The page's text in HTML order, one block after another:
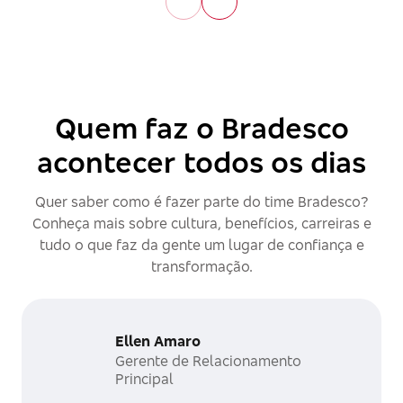
Quem faz o Bradesco
acontecer todos os dias
Quer saber como é fazer parte do time Bradesco?
Conheça mais sobre cultura, benefícios, carreiras e
tudo o que faz da gente um lugar de confiança e
transformação.
Ellen Amaro
Gerente de Relacionamento
Principal